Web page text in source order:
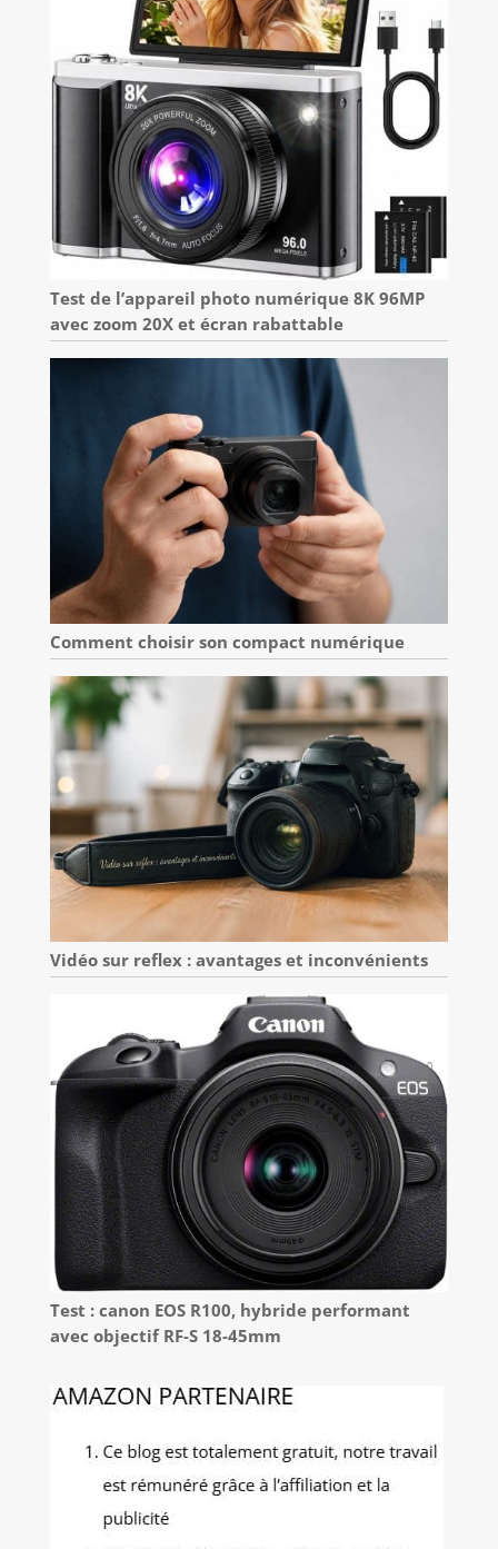
Test de l’appareil photo numérique 8K 96MP
avec zoom 20X et écran rabattable
Comment choisir son compact numérique
Vidéo sur reflex : avantages et inconvénients
Test : canon EOS R100, hybride performant
avec objectif RF-S 18-45mm